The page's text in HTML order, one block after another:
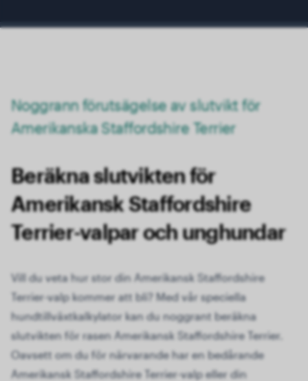
Noggrann förutsägelse av slutvikt för
Amerikanska Staffordshire Terrier
Beräkna slutvikten för
Amerikansk Staffordshire
Terrier-valpar och unghundar
Vill du veta hur stor din Amerikansk Staffordshire
Terrier-valp kommer att bli? Med vår speciella
hundtillväxtkalkylator kan du noggrant beräkna
slutvikten för rasen Amerikansk Staffordshire Terrier.
Oavsett om du för närvarande har en bedårande
Amerikansk Staffordshire Terrier-valp eller din